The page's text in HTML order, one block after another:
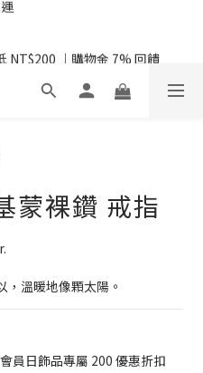
折 $300、滿 $10,000 折 $600
USD99、新加坡滿 USD199
蒙裸鑽 戒指
溫暖地像顆太陽。
員日飾品專屬 200 優惠折扣